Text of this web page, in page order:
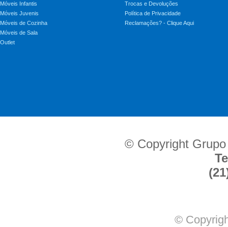
Móveis Infantis
Móveis Juvenis
Móveis de Cozinha
Móveis de Sala
Outlet
Trocas e Devoluções
Política de Privacidade
Reclamações? - Clique Aqui
© Copyright
©